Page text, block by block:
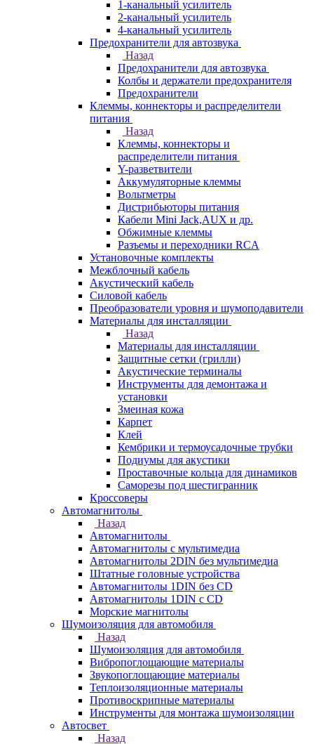
1-канальный усилитель
2-канальный усилитель
4-канальный усилитель
Предохранители для автозвука
Назад
Предохранители для автозвука
Колбы и держатели предохранителя
Предохранители
Клеммы, коннекторы и распределители
питания
Назад
Клеммы, коннекторы и
распределители питания
Y-разветвители
Аккумуляторные клеммы
Вольтметры
Дистрибьюторы питания
Кабели Mini Jack,AUX и др.
Обжимные клеммы
Разъемы и переходники RCA
Установочные комплекты
Межблочный кабель
Акустический кабель
Силовой кабель
Преобразователи уровня и шумоподавители
Материалы для инсталляции
Назад
Материалы для инсталляции
Защитные сетки (грилли)
Акустические терминалы
Инструменты для демонтажа и
установки
Змеиная кожа
Карпет
Клей
Кембрики и термоусадочные трубки
Подиумы для акустики
Проставочные кольца для динамиков
Саморезы под шестигранник
Кроссоверы
Автомагнитолы
Назад
Автомагнитолы
Автомагнитолы с мультимедиа
Автомагнитолы 2DIN без мультимедиа
Штатные головные устройства
Автомагнитолы 1DIN без CD
Автомагнитолы 1DIN с CD
Морские магнитолы
Шумоизоляция для автомобиля
Назад
Шумоизоляция для автомобиля
Вибропоглощающие материалы
Звукопоглощающие материалы
Теплоизоляционные материалы
Противоскрипные материалы
Инструменты для монтажа шумоизоляции
Автосвет
Назад